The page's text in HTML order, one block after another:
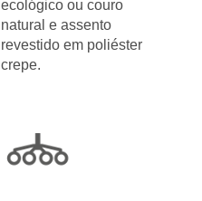
ecológico ou couro
natural e assento
revestido em poliéster
crepe.